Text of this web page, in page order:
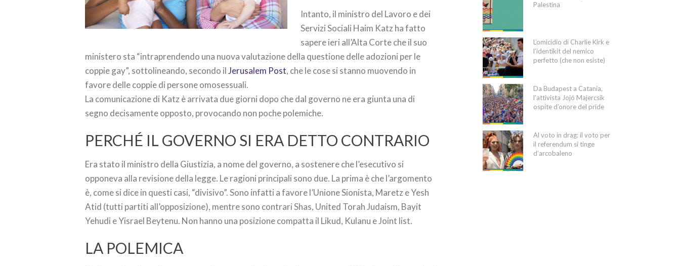
Intanto, il ministro del Lavoro e dei
Servizi Sociali Haim Katz ha fatto
sapere ieri all’Alta Corte che il suo
ministero sta “intraprendendo una nuova valutazione della questione delle adozioni per le
coppie gay”, sottolineando, secondo ilJerusalem Post, che le cose si stanno muovendo in
favore delle coppie di persone omosessuali.
La comunicazione di Katz è arrivata due giorni dopo che dal governo ne era giunta una di
segno decisamente opposto, provocando non poche polemiche.
PERCHÉ IL GOVERNO SI ERA DETTO CONTRARIO
Era stato il ministro della Giustizia, a nome del governo, a sostenere che l’esecutivo si
opponeva alla revisione della legge. Le ragioni principali sono due. La prima è che l’argomento
è, come si dice in questi casi, “divisivo”. Sono infatti a favore l’Unione Sionista, Maretz e Yesh
Atid (tutti partiti all’opposizione), mentre sono contrari Shas, United Torah Judaism, Bayit
Yehudi e Yisrael Beytenu. Non hanno una posizione compatta il Likud, Kulanu e Joint list.
LA POLEMICA
Palestina
L’omicidio di Charlie Kirk e
l’identikit del nemico
perfetto (che non esiste)
Da Budapest a Catania,
l’attivista Jojó Majercsik
ospite d’onore del pride
Al voto in drag: il voto per
il referendum si tinge
d’arcobaleno